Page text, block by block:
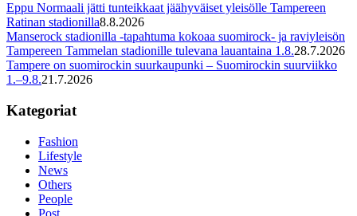
Eppu Normaali jätti tunteikkaat jäähyväiset yleisölle Tampereen
Ratinan stadionilla8.8.2026
Manserock stadionilla -tapahtuma kokoaa suomirock- ja raviyleisön
Tampereen Tammelan stadionille tulevana lauantaina 1.8.28.7.2026
Tampere on suomirockin suurkaupunki – Suomirockin suurviikko
1.–9.8.21.7.2026
Kategoriat
Fashion
Lifestyle
News
Others
People
Post